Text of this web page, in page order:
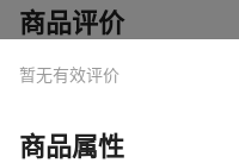
商品评价
暂无有效评价
商品属性